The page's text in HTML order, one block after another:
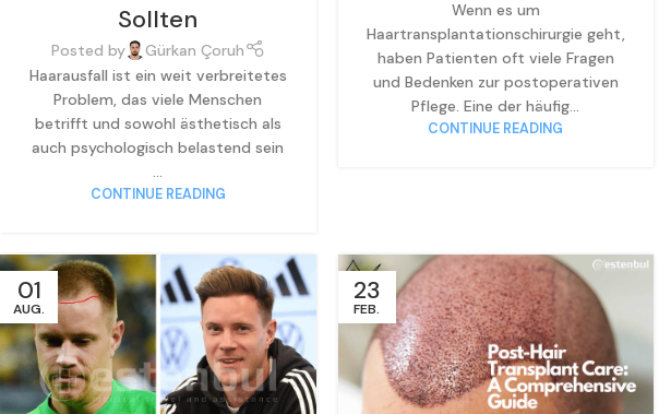
Sollten
Posted by
Gürkan Çoruh
Haarausfall ist ein weit verbreitetes
Problem, das viele Menschen
betrifft und sowohl ästhetisch als
auch psychologisch belastend sein
...
CONTINUE READING
Wenn es um
Haartransplantationschirurgie geht,
haben Patienten oft viele Fragen
und Bedenken zur postoperativen
Pflege. Eine der häufig...
CONTINUE READING
01
AUG.
23
FEB.